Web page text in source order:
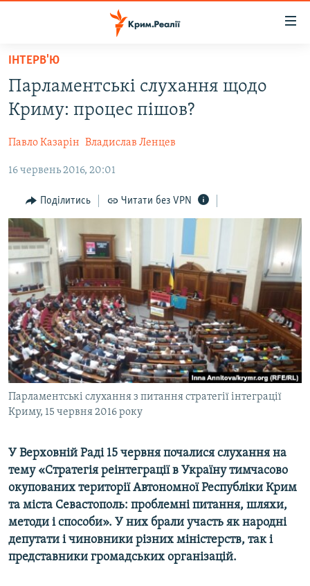
Перейти
основного
матеріалу
Перейти
до
навігації
Перейти
пошуку
ВОДА.КРИМ
ВІДЕО ТА ФОТО
ПОЛІТИКА
БЛОГИ
ПОГЛЯД
ІНТЕРВ'Ю
ВСЕ ЗА ДЕНЬ
СПЕЦПРОЕКТИ
ДЕПОРТАЦІЯ
ВІДЕОУРОКИ «ELIFBE»
СВІДЧЕННЯ ОКУПАЦІЇ
УКРАЇНСЬКА ПРОБЛЕМА КРИМУ
ІНФОГРАФІКА
ЯК ОБІЙТИ БЛОКУВАННЯ
Русский
Qırımtatar
ДОЛУЧАЙСЯ!
Усі сайти RFE/RL
ІНТЕРВ'Ю
Парламентські слухання щодо
Криму: процес пішов?
Павло Казарін Владислав Ленцев
16 червень 2016, 20:01
Поділитись Читати без VPN
Парламентські слухання з питання стратегії інтеграції
Криму, 15 червня 2016 року
У Верховній Раді 15 червня почалися слухання на
тему «Стратегія реінтеграції в Україну тимчасово
окупованих території Автономної Республіки Крим
та міста Севастополь: проблемні питання, шляхи,
методи і способи». У них брали участь як народні
депутати і чиновники різних міністерств, так і
представники громадських організацій.